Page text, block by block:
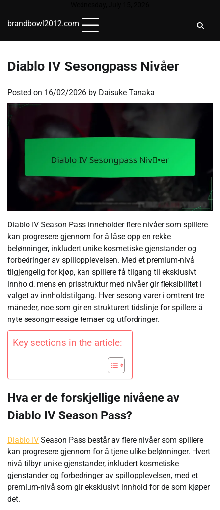
content
brandbowl2012.com
Diablo IV Sesongpass Nivåer
Posted on 16/02/2026 by Daisuke Tanaka
Diablo IV Season Pass inneholder flere nivåer som spillere
kan progresere gjennom for å låse opp en rekke
belønninger, inkludert unike kosmetiske gjenstander og
forbedringer av spillopplevelsen. Med et premium-nivå
tilgjengelig for kjøp, kan spillere få tilgang til eksklusivt
innhold, mens en prisstruktur med nivåer gir fleksibilitet i
valget av innholdstilgang. Hver sesong varer i omtrent tre
måneder, noe som gir en strukturert tidslinje for spillere å
nyte sesongmessige temaer og utfordringer.
Key sections in the article:
Hva er de forskjellige nivåene av
Diablo IV Season Pass?
Diablo IV Season Pass består av flere nivåer som spillere
kan progresere gjennom for å tjene ulike belønninger. Hvert
nivå tilbyr unike gjenstander, inkludert kosmetiske
gjenstander og forbedringer av spillopplevelsen, med et
premium-nivå som gir eksklusivt innhold for de som kjøper
det.